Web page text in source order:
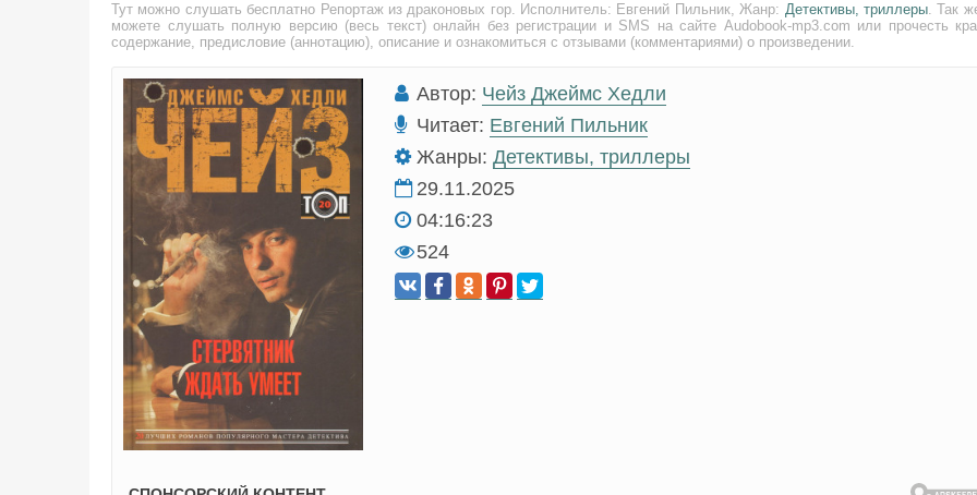
Тут можно слушать бесплатно Репортаж из драконовых гор. Исполнитель: Евгений Пильник, Жанр: Детективы, триллеры. Так
можете слушать полную версию (весь текст) онлайн без регистрации и SMS на сайте Audobook-mp3.com или прочесть
содержание, предисловие (аннотацию), описание и ознакомиться с отзывами (комментариями) о произведении.
Автор: Чейз Джеймс Хедли
Читает: Евгений Пильник
Жанры: Детективы, триллеры
29.11.2025
04:16:23
524